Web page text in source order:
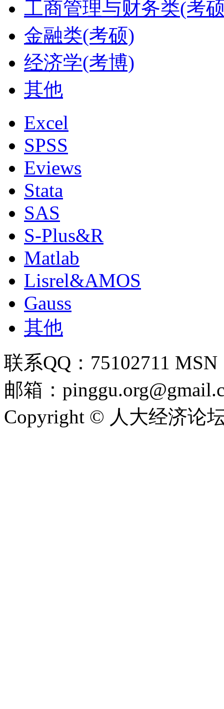
工商管理与财务类(考
金融类(考硕)
经济学(考博)
其他
Excel
SPSS
Eviews
Stata
SAS
S-Plus&R
Matlab
Lisrel&AMOS
Gauss
其他
联系QQ：75102711
邮箱：
Copyright © 人大经济论